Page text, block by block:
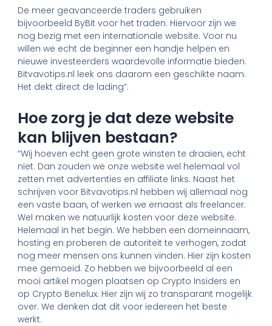
De meer geavanceerde traders gebruiken
bijvoorbeeld ByBit voor het traden. Hiervoor zijn we
nog bezig met een internationale website. Voor nu
willen we echt de beginner een handje helpen en
nieuwe investeerders waardevolle informatie bieden.
Bitvavotips.nl leek ons daarom een geschikte naam.
Het dekt direct de lading”.
Hoe zorg je dat deze website
kan blijven bestaan?
“Wij hoeven echt geen grote winsten te draaien, echt
niet. Dan zouden we onze website wel helemaal vol
zetten met advertenties en affiliate links. Naast het
schrijven voor Bitvavotips.nl hebben wij allemaal nog
een vaste baan, of werken we ernaast als freelancer.
Wel maken we natuurlijk kosten voor deze website.
Helemaal in het begin. We hebben een domeinnaam,
hosting en proberen de autoriteit te verhogen, zodat
nog meer mensen ons kunnen vinden. Hier zijn kosten
mee gemoeid. Zo hebben we bijvoorbeeld al een
mooi artikel mogen plaatsen op Crypto Insiders en
op Crypto Benelux. Hier zijn wij zo transparant mogelijk
over. We denken dat dit voor iedereen het beste
werkt.